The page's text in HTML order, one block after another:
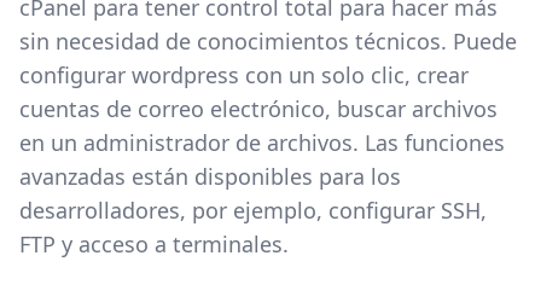
cPanel para tener control total para hacer más
sin necesidad de conocimientos técnicos. Puede
configurar wordpress con un solo clic, crear
cuentas de correo electrónico, buscar archivos
en un administrador de archivos. Las funciones
avanzadas están disponibles para los
desarrolladores, por ejemplo, configurar SSH,
FTP y acceso a terminales.